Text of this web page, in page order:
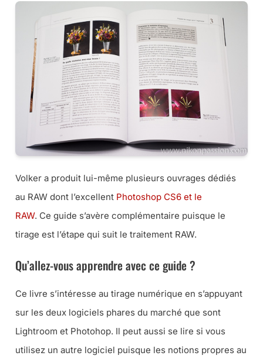
Volker a produit lui-même plusieurs ouvrages dédiés
au RAW dont l’excellent Photoshop CS6 et le
RAW. Ce guide s’avère complémentaire puisque le
tirage est l’étape qui suit le traitement RAW.
Qu’allez-vous apprendre avec ce guide ?
Ce livre s’intéresse au tirage numérique en s’appuyant
sur les deux logiciels phares du marché que sont
Lightroom et Photohop. Il peut aussi se lire si vous
utilisez un autre logiciel puisque les notions propres au